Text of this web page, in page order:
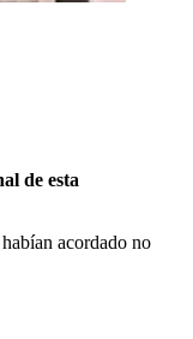
de esta
acordado no